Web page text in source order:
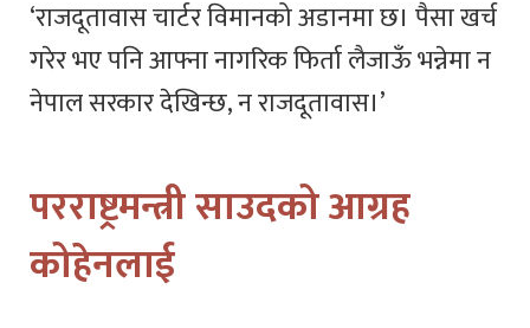
‘राजदूतावास चार्टर विमानको अडानमा छ। पैसा खर्च
गरेर भए पनि आफ्ना नागरिक फिर्ता लैजाऊँ भन्नेमा न
नेपाल सरकार देखिन्छ, न राजदूतावास।’
परराष्ट्रमन्त्री साउदको आग्रह
कोहेनलाई